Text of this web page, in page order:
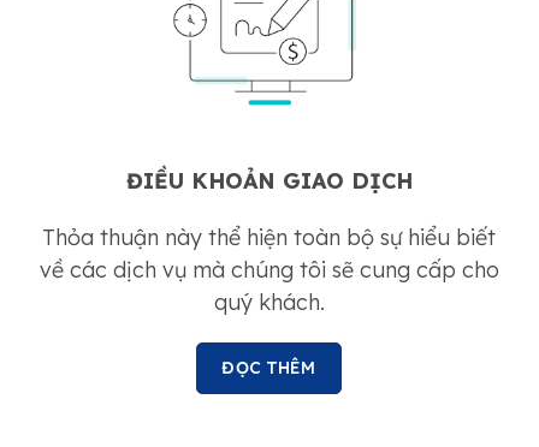
ĐIỀU KHOẢN GIAO DỊCH
Thỏa thuận này thể hiện toàn bộ sự hiểu biết
về các dịch vụ mà chúng tôi sẽ cung cấp cho
quý khách.
ĐỌC THÊM